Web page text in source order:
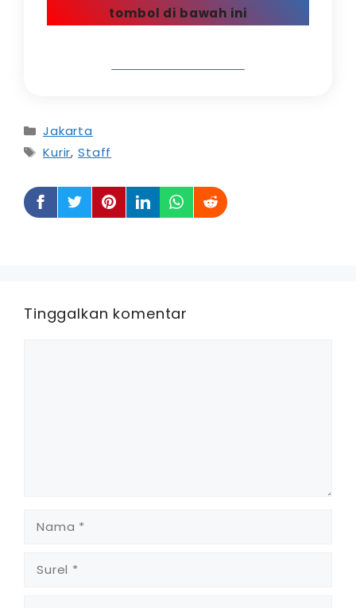
tombol di bawah ini
Kategori
Jakarta
Tag
Kurir, Staff
Tinggalkan komentar